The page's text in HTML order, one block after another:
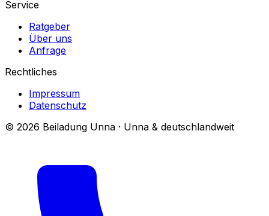
Service
Ratgeber
Über uns
Anfrage
Rechtliches
Impressum
Datenschutz
© 2026 Beiladung Unna · Unna & deutschlandweit